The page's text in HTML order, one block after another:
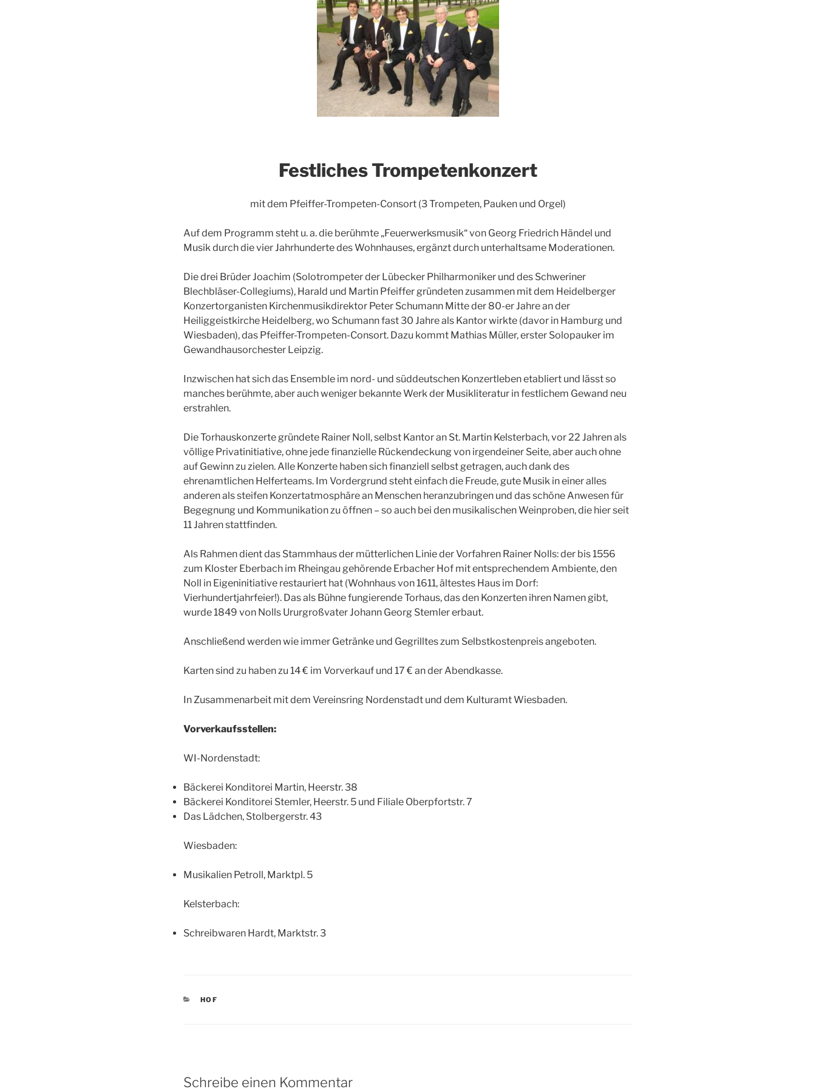
Festliches Trompetenkonzert
mit dem Pfeiffer-Trompeten-Consort (3 Trompeten, Pauken und Orgel)
Auf dem Programm steht u. a. die berühmte „Feuerwerksmusik“ von Georg Friedrich Händel und
Musik durch die vier Jahrhunderte des Wohnhauses, ergänzt durch unterhaltsame Moderationen.
Die drei Brüder Joachim (Solotrompeter der Lübecker Philharmoniker und des Schweriner
Blechbläser-Collegiums), Harald und Martin Pfeiffer gründeten zusammen mit dem Heidelberger
Konzertorganisten Kirchenmusikdirektor Peter Schumann Mitte der 80-er Jahre an der
Heiliggeistkirche Heidelberg, wo Schumann fast 30 Jahre als Kantor wirkte (davor in Hamburg und
Wiesbaden), das Pfeiffer-Trompeten-Consort. Dazu kommt Mathias Müller, erster Solopauker im
Gewandhausorchester Leipzig.
Inzwischen hat sich das Ensemble im nord- und süddeutschen Konzertleben etabliert und lässt so
manches berühmte, aber auch weniger bekannte Werk der Musikliteratur in festlichem Gewand neu
erstrahlen.
Die Torhauskonzerte gründete Rainer Noll, selbst Kantor an St. Martin Kelsterbach, vor 22 Jahren als
völlige Privatinitiative, ohne jede finanzielle Rückendeckung von irgendeiner Seite, aber auch ohne
auf Gewinn zu zielen. Alle Konzerte haben sich finanziell selbst getragen, auch dank des
ehrenamtlichen Helferteams. Im Vordergrund steht einfach die Freude, gute Musik in einer alles
anderen als steifen Konzertatmosphäre an Menschen heranzubringen und das schöne Anwesen für
Begegnung und Kommunikation zu öffnen – so auch bei den musikalischen Weinproben, die hier seit
11 Jahren stattfinden.
Als Rahmen dient das Stammhaus der mütterlichen Linie der Vorfahren Rainer Nolls: der bis 1556
zum Kloster Eberbach im Rheingau gehörende Erbacher Hof mit entsprechendem Ambiente, den
Noll in Eigeninitiative restauriert hat (Wohnhaus von 1611, ältestes Haus im Dorf:
Vierhundertjahrfeier!). Das als Bühne fungierende Torhaus, das den Konzerten ihren Namen gibt,
wurde 1849 von Nolls Ururgroßvater Johann Georg Stemler erbaut.
Anschließend werden wie immer Getränke und Gegrilltes zum Selbstkostenpreis angeboten.
Karten sind zu haben zu 14 € im Vorverkauf und 17 € an der Abendkasse.
In Zusammenarbeit mit dem Vereinsring Nordenstadt und dem Kulturamt Wiesbaden.
Vorverkaufsstellen:
WI-Nordenstadt:
Bäckerei Konditorei Martin, Heerstr. 38
Bäckerei Konditorei Stemler, Heerstr. 5 und Filiale Oberpfortstr. 7
Das Lädchen, Stolbergerstr. 43
Wiesbaden:
Musikalien Petroll, Marktpl. 5
Kelsterbach:
Schreibwaren Hardt, Marktstr. 3
KATEGORIEN
HOF
Schreibe einen Kommentar